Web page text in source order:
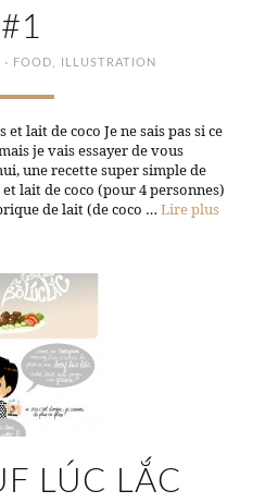
#1
· FOOD, ILLUSTRATION
lait de coco Je ne sais pas si ce
je vais essayer de vous
une recette super simple de
lait de coco (pour 4 personnes)
de lait (de coco … Lire plus
LÚC LẮC